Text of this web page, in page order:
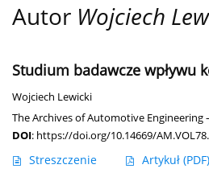
Autor Wojciech
Studium badawcze
Wojciech Lewicki
The Archives of Automotive Engineering
DOI: https://doi.org/10.14669/
Streszczenie Artykuł (PDF)